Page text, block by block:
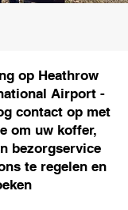
op Heathrow
Airport -
contact op met
om uw koffer,
bezorgservice
te regelen en